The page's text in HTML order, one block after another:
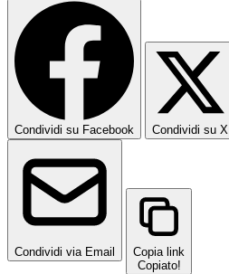
Condividi su Facebook Condividi su X
Condividi via Email
Copia link
Copiato!